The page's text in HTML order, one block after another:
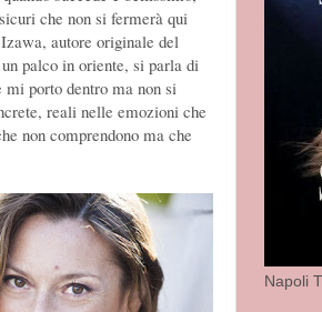
che non si fermerà qui
autore originale del
palco in oriente, si parla di
porto dentro ma non si
reali nelle emozioni che
non comprendono ma che
Napoli